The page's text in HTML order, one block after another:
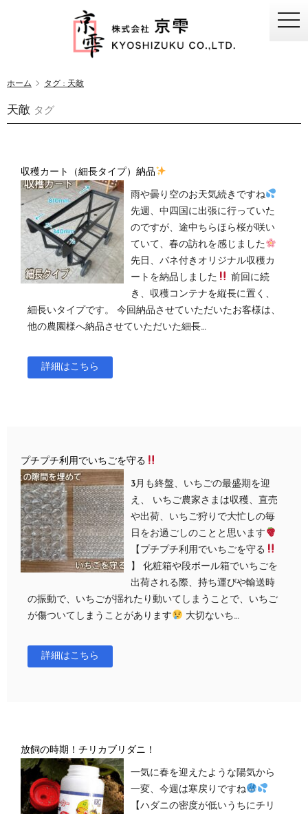
ホーム タグ : 天敵
天敵 タグ
収穫カート（細長タイプ）納品
雨や曇り空のお天気続きですね
先週、中四国に出張に行っていた
のですが、途中ちらほら桜が咲い
ていて、春の訪れを感じました
先日、バネ付きオリジナル収穫カ
ートを納品しました
前回に続
き、収穫コンテナを縦長に置く、
細長いタイプです。 今回納品させていただいたお客様は、
他の農園様へ納品させていただいた細長…
詳細はこちら
プチプチ利用でいちごを守る
3月も終盤、いちごの最盛期を迎
え、 いちご農家さまは収穫、直売
や出荷、いちご狩りで大忙しの毎
日をお過ごしのことと思います
【プチプチ利用でいちごを守る
】 化粧箱や段ボール箱でいちごを
出荷される際、持ち運びや輸送時
の振動で、いちごが揺れたり動いてしまうことで、いちご
が傷ついてしまうことがあります
大切ないち…
詳細はこちら
放飼の時期！チリカブリダニ！
一気に春を迎えたような陽気から
一変、今週は寒戻りですね
【ハダニの密度が低いうちにチリ